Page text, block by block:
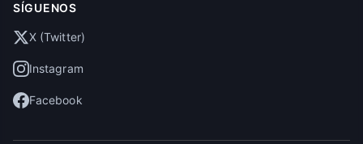
SÍGUENOS
X (Twitter)
Instagram
Facebook